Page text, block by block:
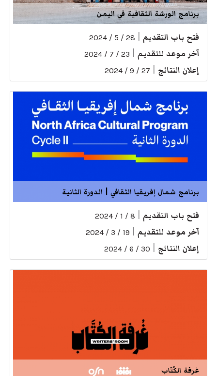
برنامج الورشة الثقافية في اليمن
فتح باب التقديم 28 / 5 / 2024
آخر موعد للتقديم 23 / 7 / 2024
إعلان النتائج 27 / 9 / 2024
برنامج شمال إفريقيا الثقافي | الدورة الثانية
فتح باب التقديم 8 / 1 / 2024
آخر موعد للتقديم 19 / 3 / 2024
إعلان النتائج 30 / 6 / 2024
غرفة الكُتّاب